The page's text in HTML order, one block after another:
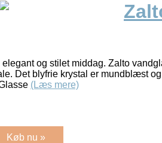
og stilet middag. Zalto
Det blyfrie krystal er mundblæst
(Læs mere)
Køb nu »